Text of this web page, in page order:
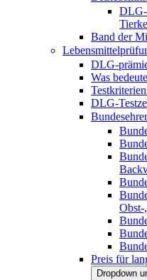
Band der
DLG-
Was
DLG-
Obst-
Preis für
Dropdown